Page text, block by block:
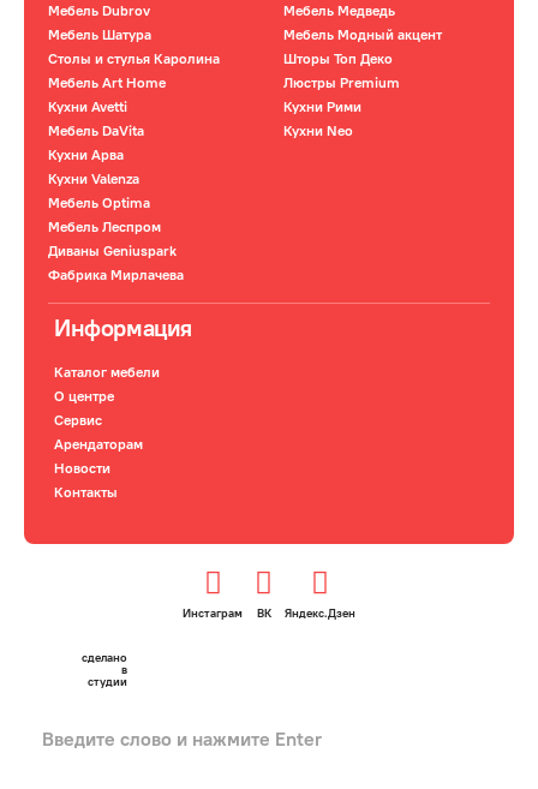
Мебель Dubrov
Мебель Шатура
Столы и стулья Каролина
Мебель Art Home
Кухни Avetti
Мебель DaVita
Мебель Медведь
Мебель Модный акцент
Шторы Топ Деко
Люстры Premium
Кухни Рими
Кухни Neo
Кухни Арва
Кухни Valenza
Мебель Optima
Мебель Леспром
Диваны Geniuspark
Фабрика Мирлачева
Информация
Каталог мебели
О центре
Сервис
Арендаторам
Новости
Контакты
Инстаграм ВК Яндекс.Дзен
сделано
в
студии